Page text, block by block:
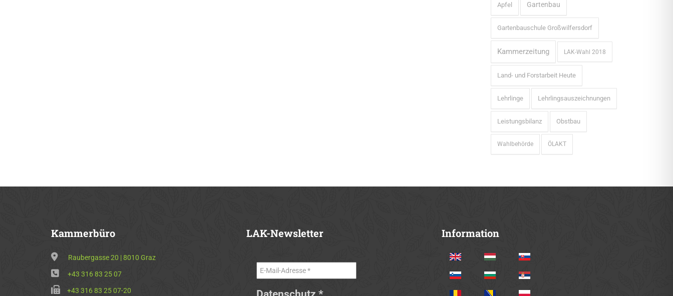
Apfel Gartenbau
Gartenbauschule Großwilfersdorf
Kammerzeitung LAK-Wahl 2018
Land- und Forstarbeit Heute
Lehrlinge Lehrlingsauszeichnungen
Leistungsbilanz Obstbau
Wahlbehörde ÖLAKT
Kammerbüro
Raubergasse 20 | 8010 Graz
+43 316 83 25 07
+43 316 83 25 07-20
LAK-Newsletter Information